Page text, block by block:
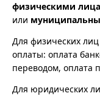
физическими
или
Для физических
оплаты: оплата
переводом, оплата
Для юридических